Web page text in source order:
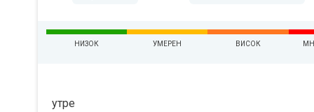
НИЗОК УМЕРЕН ВИСОК
утре